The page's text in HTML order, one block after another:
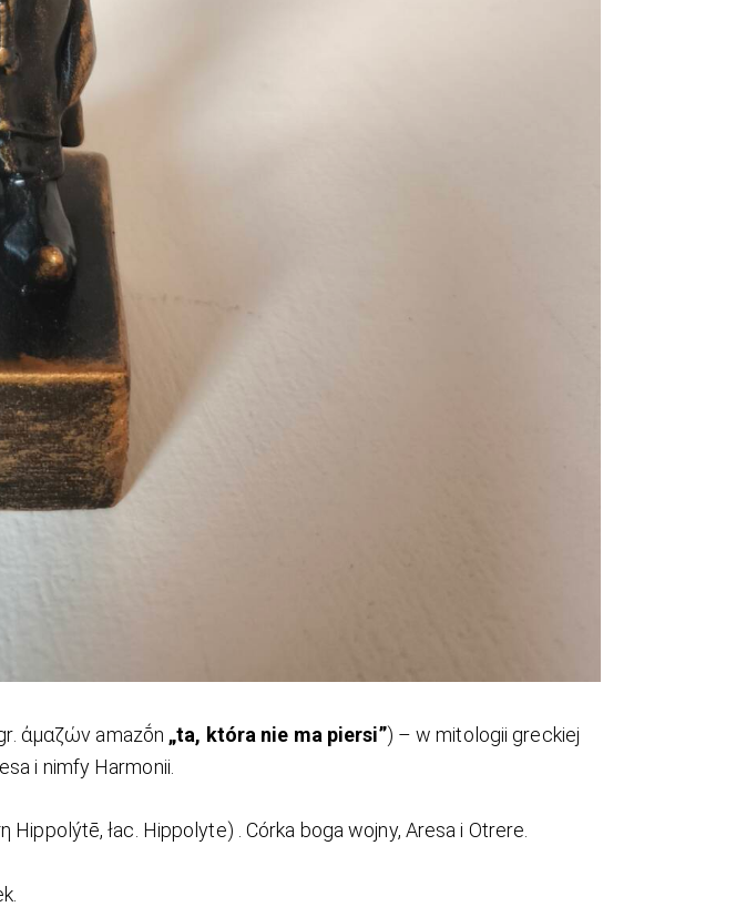
ἀμαζών amazṓn „ta, która nie ma piersi”) – w mitologii greckiej
i nimfy Harmonii.
łac. Hippolyte) . Córka boga wojny, Aresa i Otrere.